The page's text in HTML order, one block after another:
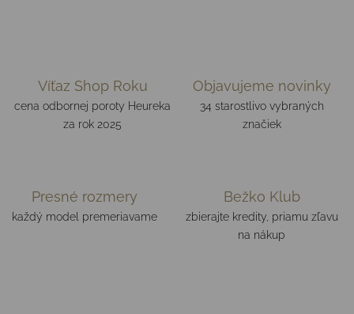
Víťaz Shop Roku
cena odbornej poroty Heureka
za rok 2025
Objavujeme novinky
34 starostlivo vybraných
značiek
Presné rozmery
každý model premeriavame
Bežko Klub
zbierajte kredity, priamu zľavu
na nákup